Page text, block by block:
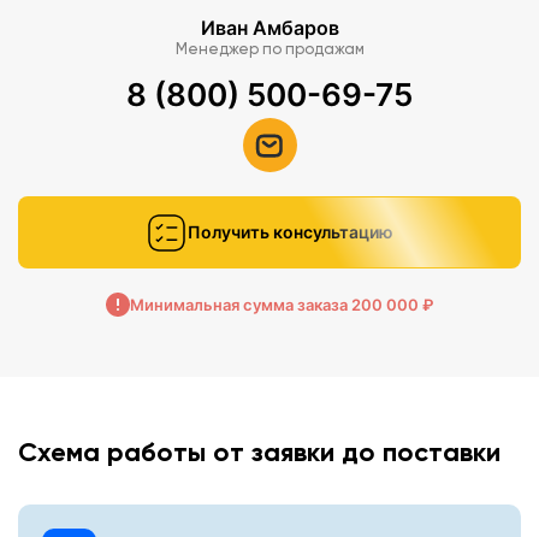
Иван Амбаров
Менеджер по продажам
8 (800) 500-69-75
Получить консультацию
Минимальная сумма заказа 200 000 ₽
Схема работы от заявки до поставки